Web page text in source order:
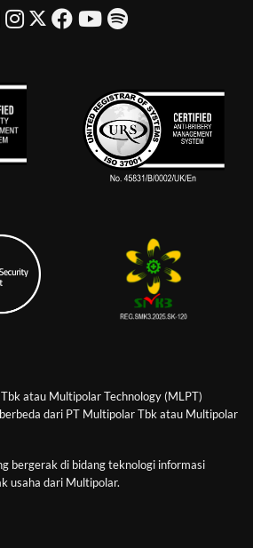
atau Multipolar Technology (MLPT)
dari PT Multipolar Tbk atau Multipolar
bergerak di bidang teknologi informasi
usaha dari Multipolar.